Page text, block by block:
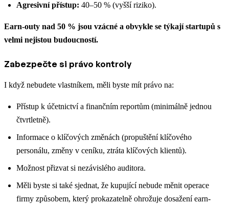
Agresivní přístup: 40–50 % (vyšší riziko).
Earn-outy nad 50 % jsou vzácné a obvykle se týkají startupů s
velmi nejistou budoucností.
Zabezpečte si právo kontroly
I když nebudete vlastníkem, měli byste mít právo na:
Přístup k účetnictví a finančním reportům (minimálně jednou
čtvrtletně).
Informace o klíčových změnách (propuštění klíčového
personálu, změny v ceníku, ztráta klíčových klientů).
Možnost přizvat si nezávislého auditora.
Měli byste si také sjednat, že kupující nebude měnit operace
firmy způsobem, který prokazatelně ohrožuje dosažení earn-